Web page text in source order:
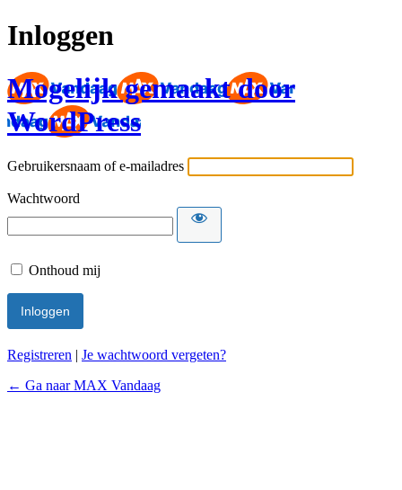
Inloggen
Mogelijk gemaakt door
WordPress
Gebruikersnaam of e-mailadres
Wachtwoord
Onthoud mij
Registreren | Je wachtwoord vergeten?
← Ga naar MAX Vandaag